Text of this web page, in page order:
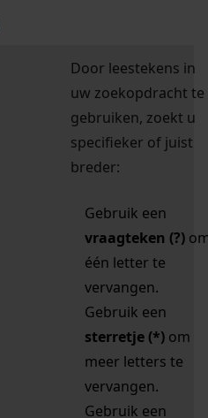
Door leestekens in
uw zoekopdracht te
gebruiken, zoekt u
specifieker of juist
breder:
Gebruik een
vraagteken (?)
één letter te
vervangen.
Gebruik een
sterretje (*) om
meer letters te
vervangen.
Gebruik een